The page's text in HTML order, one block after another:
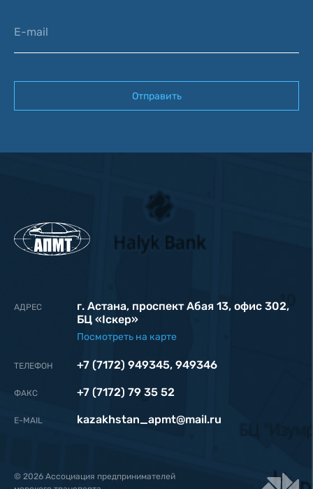
E-mail
Отправить
АДРЕС
г. Астана, проспект Абая 13, офис 302,
БЦ «Iскер»
Посмотреть на карте
ТЕЛЕФОН +7 (7172) 949345, 949346
ФАКС +7 (7172) 79 35 52
Е-MAIL kazakhstan_apmt@mail.ru
© 2026 Ассоциация предпринимателей